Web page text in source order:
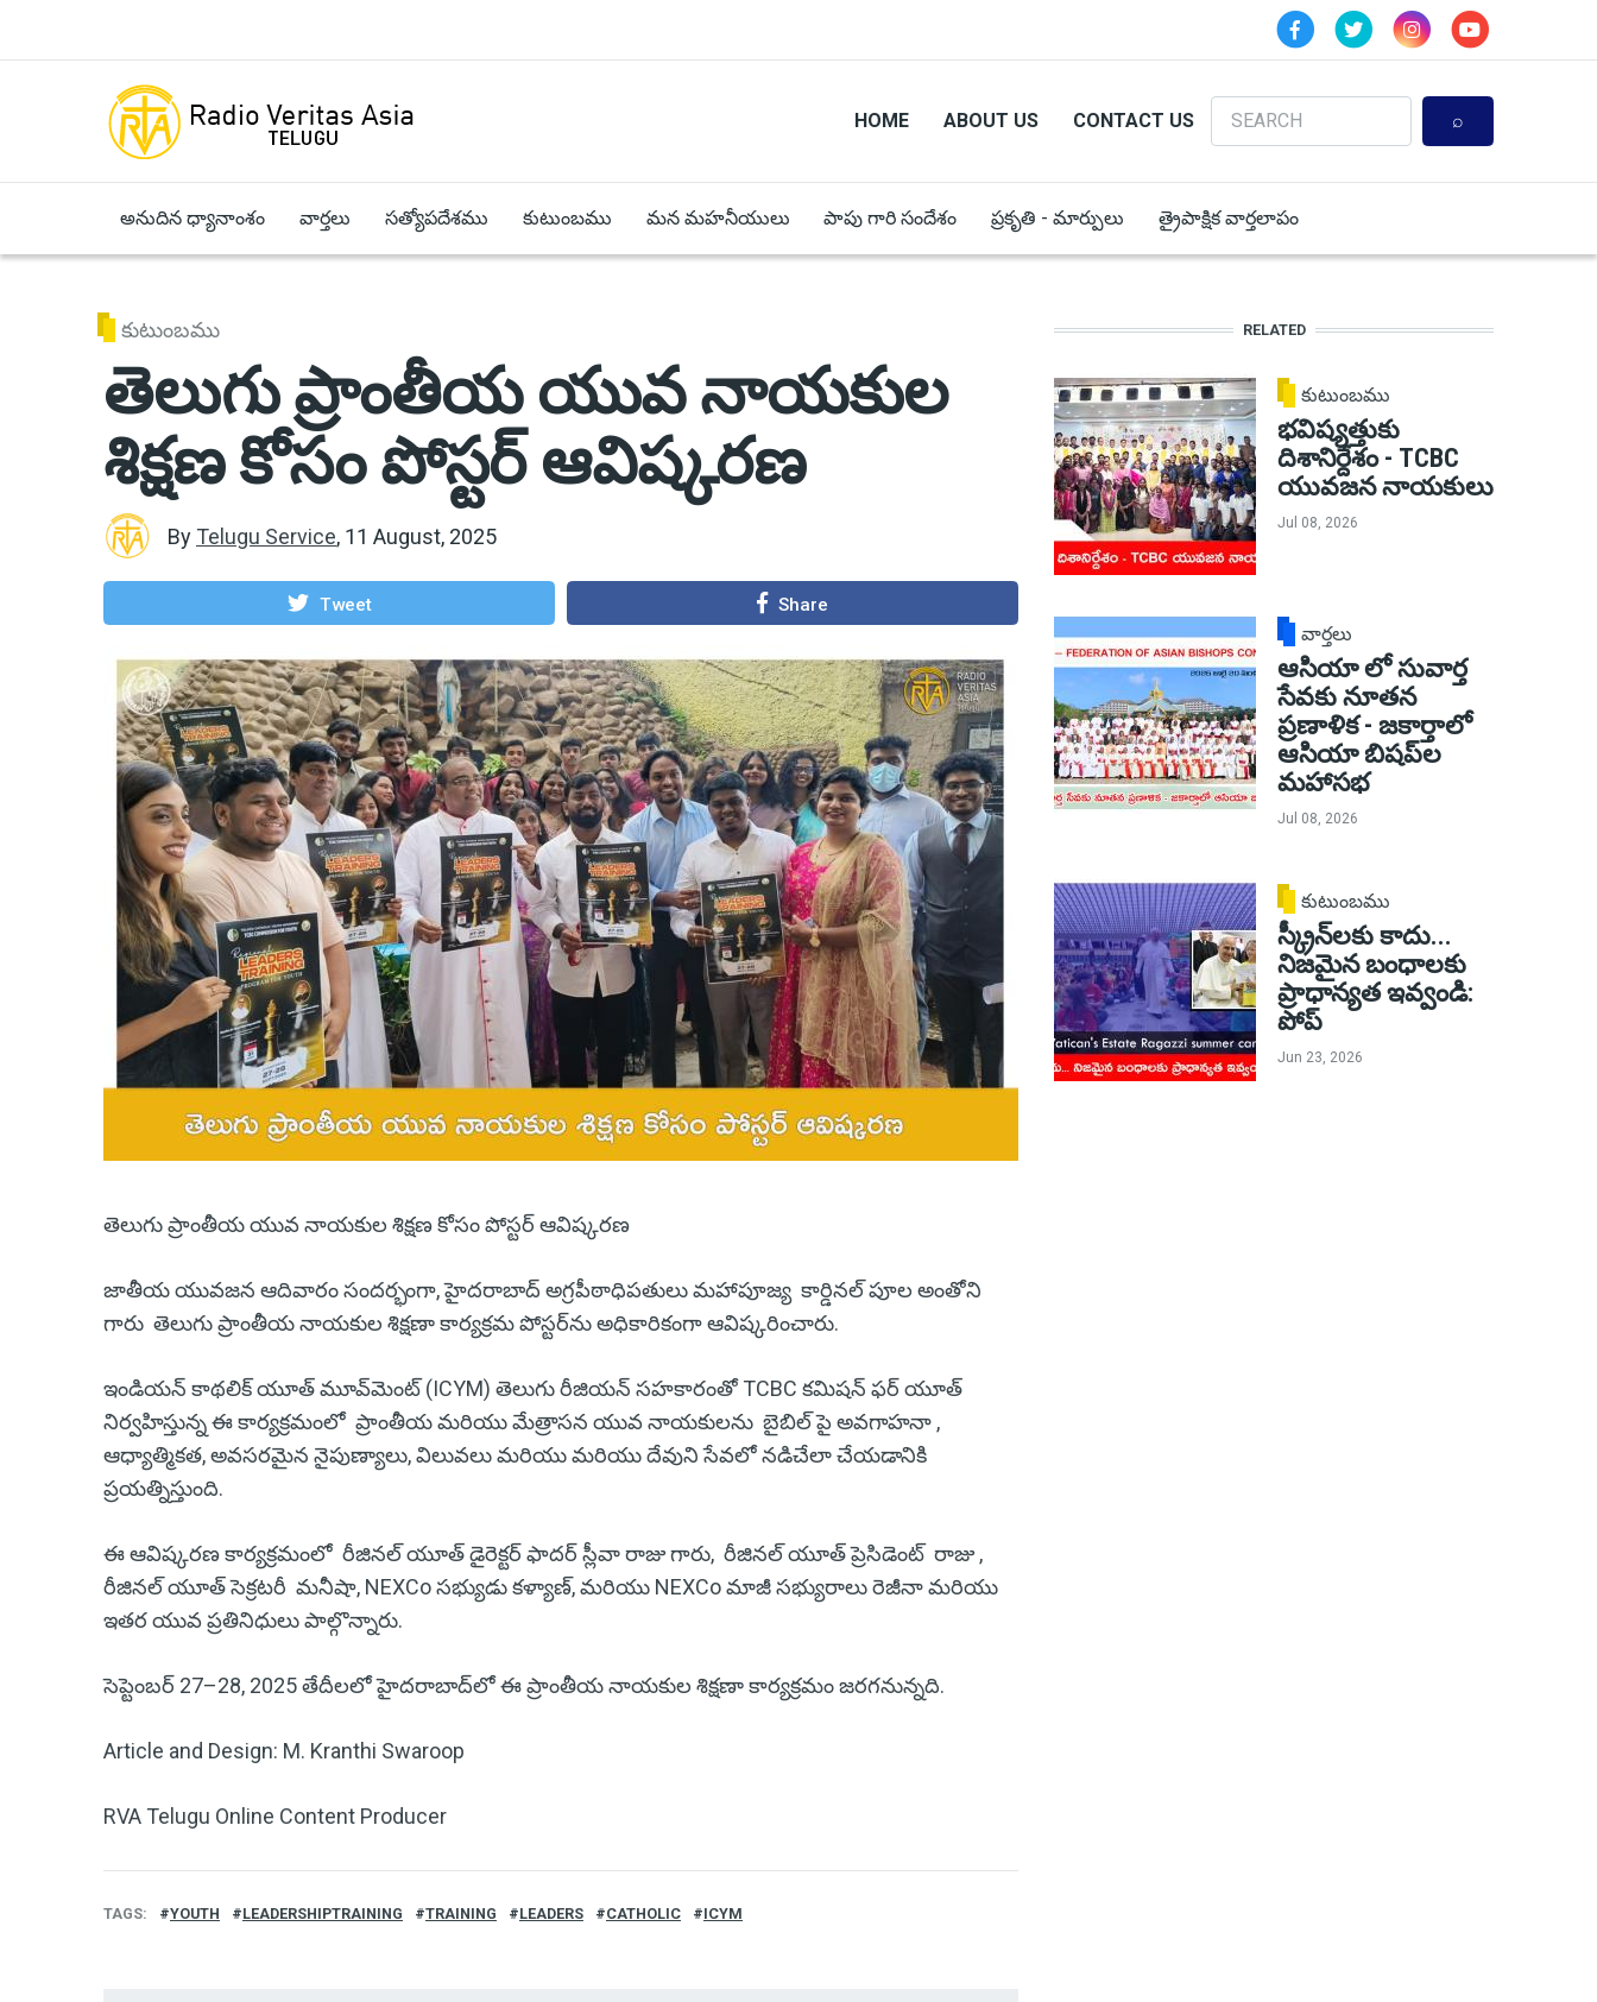
HOME ABOUT US CONTACT US
Search
అనుదిన ధ్యానాంశం వార్తలు సత్యోపదేశము కుటుంబము మన మహనీయులు పాపు గారి సందేశం ప్రకృతి - మార్పులు త్రైపాక్షిక వార్తలాపం
కుటుంబము
తెలుగు ప్రాంతీయ యువ నాయకుల
శిక్షణ కోసం పోస్టర్ ఆవిష్కరణ
By Telugu Service, 11 August, 2025
Tweet Share
తెలుగు ప్రాంతీయ యువ నాయకుల శిక్షణ కోసం పోస్టర్ ఆవిష్కరణ
జాతీయ యువజన ఆదివారం సందర్భంగా, హైదరాబాద్ అగ్రపీఠాధిపతులు మహాపూజ్య కార్డినల్ పూల అంతోని
గారు తెలుగు ప్రాంతీయ నాయకుల శిక్షణా కార్యక్రమ పోస్టర్‌ను అధికారికంగా ఆవిష్కరించారు.
ఇండియన్ కాథలిక్ యూత్ మూవ్‌మెంట్ (ICYM) తెలుగు రీజియన్ సహకారంతో TCBC కమిషన్ ఫర్ యూత్
నిర్వహిస్తున్న ఈ కార్యక్రమంలో ప్రాంతీయ మరియు మేత్రాసన యువ నాయకులను బైబిల్ పై అవగాహనా ,
ఆధ్యాత్మికత, అవసరమైన నైపుణ్యాలు, విలువలు మరియు మరియు దేవుని సేవలో నడిచేలా చేయడానికి
ప్రయత్నిస్తుంది.
ఈ ఆవిష్కరణ కార్యక్రమంలో రీజినల్ యూత్ డైరెక్టర్ ఫాదర్ స్లీవా రాజు గారు, రీజినల్ యూత్ ప్రెసిడెంట్ రాజు ,
రీజినల్ యూత్ సెక్రటరీ మనీషా, NEXCo సభ్యుడు కళ్యాణ్, మరియు NEXCo మాజీ సభ్యురాలు రెజీనా మరియు
ఇతర యువ ప్రతినిధులు పాల్గొన్నారు.
సెప్టెంబర్ 27–28, 2025 తేదీలలో హైదరాబాద్‌లో ఈ ప్రాంతీయ నాయకుల శిక్షణా కార్యక్రమం జరగనున్నది.
Article and Design: M. Kranthi Swaroop
RVA Telugu Online Content Producer
TAGS YOUTH LEADERSHIPTRAINING TRAINING LEADERS CATHOLIC ICYM
RELATED
కుటుంబము
భవిష్యత్తుకు
దిశానిర్దేశం - TCBC
యువజన నాయకులు
Jul 08, 2026
వార్తలు
ఆసియా లో సువార్త
సేవకు నూతన
ప్రణాళిక - జకార్తాలో
ఆసియా బిషప్‌ల
మహాసభ
Jul 08, 2026
కుటుంబము
స్క్రీన్‌లకు కాదు...
నిజమైన బంధాలకు
ప్రాధాన్యత ఇవ్వండి:
పోప్
Jun 23, 2026